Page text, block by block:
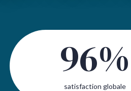
96%
satisfaction globale